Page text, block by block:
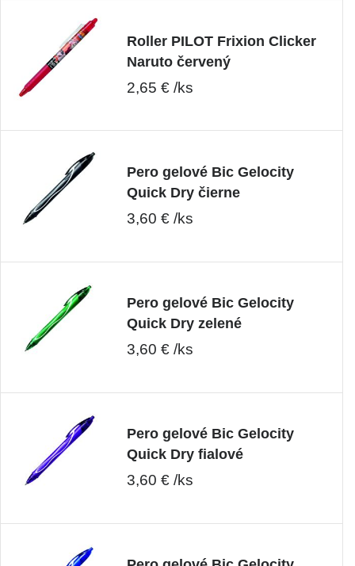
Roller PILOT Frixion Clicker
Naruto červený
2,65 € /ks
Pero gelové Bic Gelocity
Quick Dry čierne
3,60 € /ks
Pero gelové Bic Gelocity
Quick Dry zelené
3,60 € /ks
Pero gelové Bic Gelocity
Quick Dry fialové
3,60 € /ks